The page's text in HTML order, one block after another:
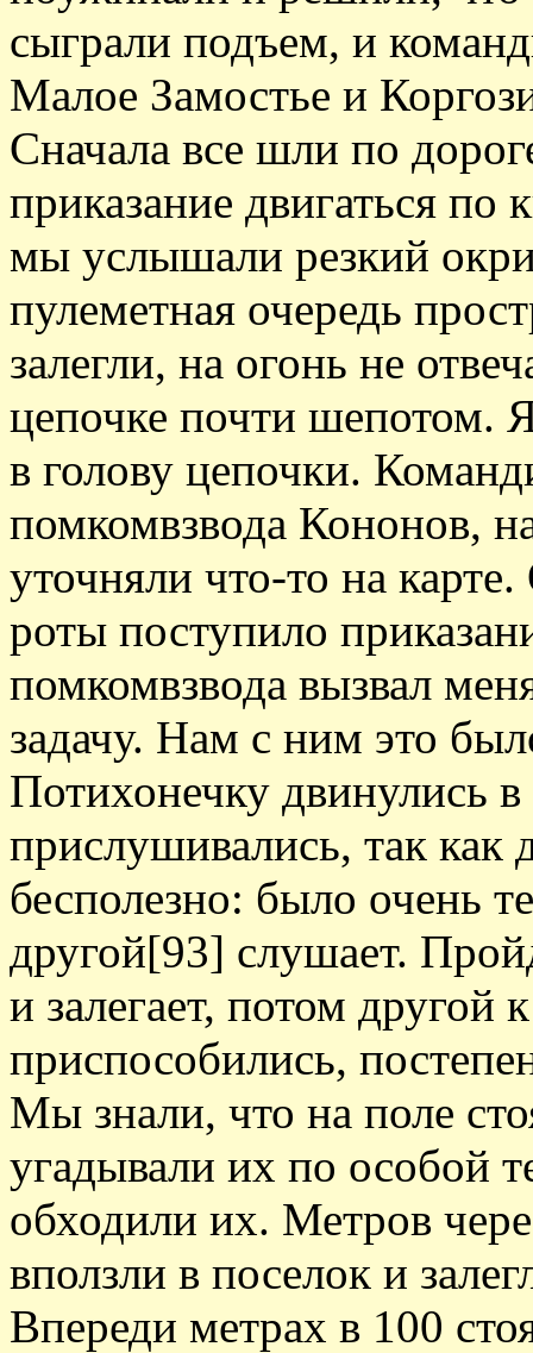
сыграли подъем, и
Малое Замостье и
Сначала все шли по
приказание двигаться
мы услышали резкий
пулеметная очередь
залегли, на огонь не
цепочке почти шепотом.
в голову цепочки.
помкомвзвода Кононов,
уточняли что-то на
роты поступило
помкомвзвода вызвал
задачу. Нам с ним это
Потихонечку двинулись
прислушивались, так как
бесполезно: было очень
другой[93] слушает.
и залегает, потом другой
приспособились,
Мы знали, что на поле
угадывали их по особой
обходили их. Метров
вползли в поселок и
Впереди метрах в 100